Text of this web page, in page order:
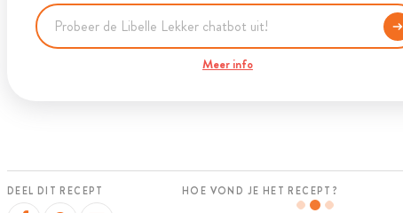
Meer info
DEEL DIT RECEPT HOE VOND JE HET RECEPT?